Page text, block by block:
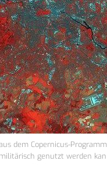
dem Copernicus-
genutzt werden